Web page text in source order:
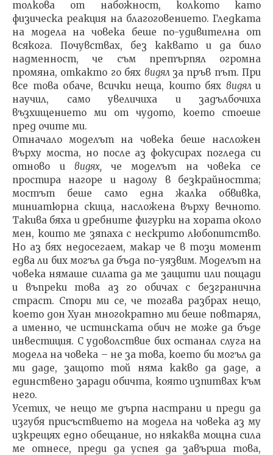
толкова от набожност, колкото като
физическа реакция на благоговението. Гледката
на модела на човека беше по-удивителна от
всякога. Почувствах, без каквато и да било
надменност, че съм претърпял огромна
промяна, откакто го бях видял за пръв път. При
все това обаче, всички неща, които бях видял и
научил, само увеличиха и задълбочиха
възхищението ми от чудото, което стоеше
пред очите ми.
Отначало моделът на човека беше насложен
върху моста, но после аз фокусирах погледа си
отново ивидях, че моделът на човека се
простира нагоре и надолу в безкрайността;
мостът беше само една жалка обвивка,
миниатюрна скица, насложена върху вечното.
Такива бяха и дребните фигурки на хората около
мен, които ме зяпаха с нескрито любопитство.
Но аз бях недосегаем, макар че в този момент
едва ли бих могъл да бъда по-уязвим. Моделът на
човека нямаше силата да ме защити или пощади
и въпреки това аз го обичах с безгранична
страст. Стори ми се, че тогава разбрах нещо,
което дон Хуан многократно ми беше повтарял,
а именно, че истинска­та обич не може да бъде
инвестиция. С удоволствие бих останал слуга на
модела на човека – не за това, което би могъл да
ми даде, защото той няма какво да даде, а
единствено заради обичта, която изпитвах към
него.
Усетих, че нещо ме дърпа настрани и преди да
изгубя присъствието на модела на човека аз му
изкрещях едно обещание, но някаква мощна сила
ме отнесе, преди да успея да завърша това,